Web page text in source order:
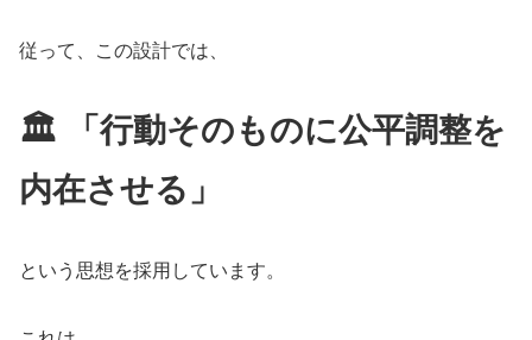
従って、この設計では、
🏛️ 「行動そのものに公平調整を
内在させる」
という思想を採用しています。